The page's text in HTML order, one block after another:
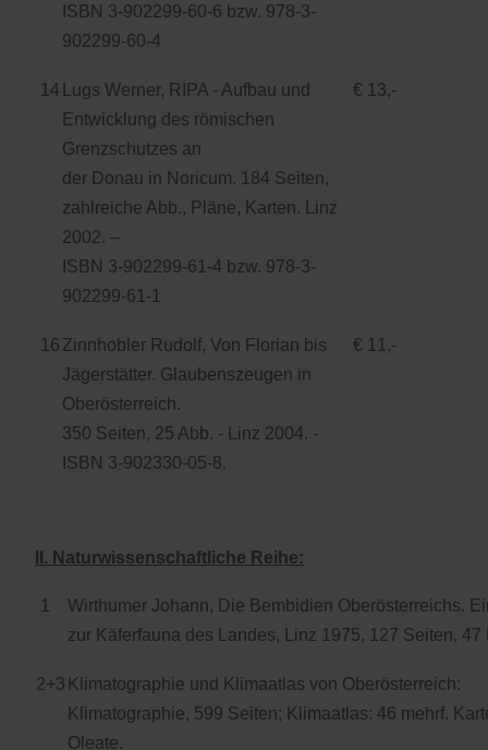
ISBN 3-902299-60-6 bzw. 978-3-
902299-60-4
14
Lugs Werner, RIPA - Aufbau und
Entwicklung des römischen
Grenzschutzes an
der Donau in Noricum. 184 Seiten,
zahlreiche Abb., Pläne, Karten. Linz
2002. –
ISBN 3-902299-61-4 bzw. 978-3-
902299-61-1
€ 13,-
16 Zinnhobler Rudolf, Von Florian bis
Jägerstätter. Glaubenszeugen in
Oberösterreich.
350 Seiten, 25 Abb. - Linz 2004. -
ISBN 3-902330-05-8.
€ 11,-
II. Naturwissenschaftliche Reihe:
1
Wirthumer Johann, Die Bembidien Oberösterreichs.
zur Käferfauna des Landes, Linz 1975, 127 Seiten, 47
2+3 Klimatographie und Klimaatlas von Oberösterreich:
Klimatographie, 599 Seiten; Klimaatlas: 46 mehrf.
Oleate.